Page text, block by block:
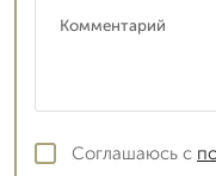
Соглашаюсь с